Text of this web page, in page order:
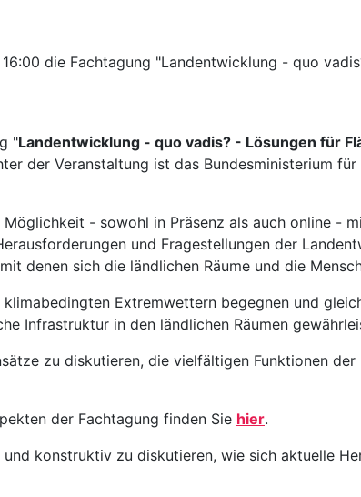
die Fachtagung "Landentwicklung - quo
"Landentwicklung - quo vadis? - Lösungen für
der Veranstaltung ist das Bundesministerium
- sowohl in Präsenz als auch online -
und Fragestellungen der
denen sich die ländlichen Räume und die
Extremwettern begegnen und
Infrastruktur in den ländlichen Räumen
zu diskutieren, die vielfältigen Funktionen
der Fachtagung finden Sie hier.
konstruktiv zu diskutieren, wie sich aktuelle